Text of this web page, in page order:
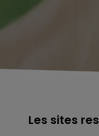
Les sites